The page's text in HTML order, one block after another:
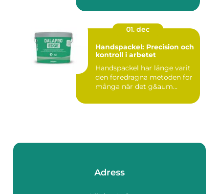
01. dec
Handspackel: Precision och
kontroll i arbetet
Handspackel har länge varit
den föredragna metoden för
många när det g&aum...
Adress